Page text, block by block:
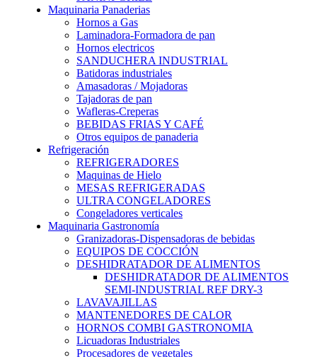
Maquinaria Panaderias
Hornos a Gas
Laminadora-Formadora de pan
Hornos electricos
SANDUCHERA INDUSTRIAL
Batidoras industriales
Amasadoras / Mojadoras
Tajadoras de pan
Wafleras-Creperas
BEBIDAS FRIAS Y CAFÉ
Otros equipos de panaderia
Refrigeración
REFRIGERADORES
Maquinas de Hielo
MESAS REFRIGERADAS
ULTRA CONGELADORES
Congeladores verticales
Maquinaria Gastronomía
Granizadoras-Dispensadoras de bebidas
EQUIPOS DE COCCIÓN
DESHIDRATADOR DE ALIMENTOS
DESHIDRATADOR DE ALIMENTOS
SEMI-INDUSTRIAL REF DRY-3
LAVAVAJILLAS
MANTENEDORES DE CALOR
HORNOS COMBI GASTRONOMIA
Licuadoras Industriales
Procesadores de vegetales